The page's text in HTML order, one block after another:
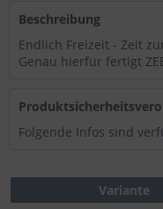
Beschreibung
Endlich Freizeit - Zeit
Genau hierfür fertigt
Folgende Infos sind
Variante